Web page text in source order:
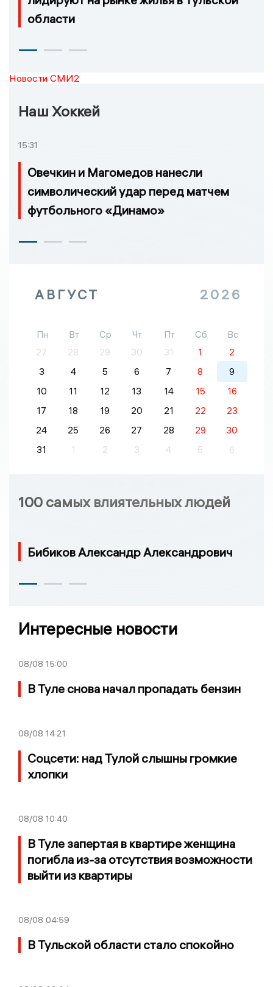
области
Новости СМИ2
Наш Хоккей
15:31
Овечкин и Магомедов нанесли
символический удар перед матчем
футбольного «Динамо»
АВГУСТ 2026
Пн Вт Ср Чт Пт Сб
Вс
27
28 29 30 31 1
2
3
4 5 6 7 8
9
10
11 12 13 14 15
16
17
18 19 20 21 22
23
24
25 26 27 28 29
30
31
1 2 3 4 5 6
100 самых влиятельных людей
Бибиков Александр Александрович
Интересные новости
08/08 15:00
В Туле снова начал пропадать бензин
08/08 14:21
Соцсети: над Тулой слышны громкие
хлопки
08/08 10:40
В Туле запертая в квартире женщина
погибла из-за отсутствия возможности
выйти из квартиры
08/08 04:59
В Тульской области стало спокойно